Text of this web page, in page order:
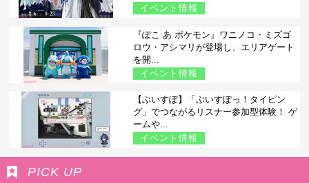
イベント情報
『ぽこ あ ポケモン』ワニノコ・ミズゴ
ロウ・アシマリが登場し、エリアゲート
を開...
イベント情報
【ぶいすぽ】「ぶいすぽっ！タイピン
グ」でつながるリスナー参加型体験！ ゲ
ームや...
イベント情報
PICK UP